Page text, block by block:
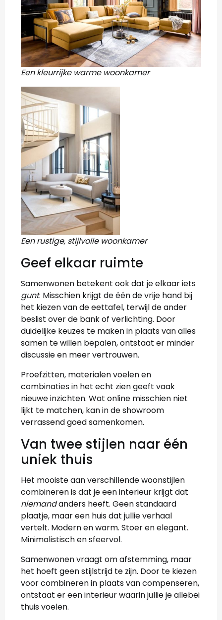
Een kleurrijke warme woonkamer
Een rustige, stijlvolle woonkamer
Geef elkaar ruimte
Samenwonen betekent ook dat je elkaar iets
gunt. Misschien krijgt de één de vrije hand bij
het kiezen van de eettafel, terwijl de ander
beslist over de bank of verlichting. Door
duidelijke keuzes te maken in plaats van alles
samen te willen bepalen, ontstaat er minder
discussie en meer vertrouwen.
Proefzitten, materialen voelen en
combinaties in het echt zien geeft vaak
nieuwe inzichten. Wat online misschien niet
lijkt te matchen, kan in de showroom
verrassend goed samenkomen.
Van twee stijlen naar één
uniek thuis
Het mooiste aan verschillende woonstijlen
combineren is dat je een interieur krijgt dat
niemandanders heeft. Geen standaard
plaatje, maar een huis dat jullie verhaal
vertelt. Modern en warm. Stoer en elegant.
Minimalistisch en sfeervol.
Samenwonen vraagt om afstemming, maar
het hoeft geen stijlstrijd te zijn. Door te kiezen
voor combineren in plaats van compenseren,
ontstaat er een interieur waarin jullie je allebei
thuis voelen.